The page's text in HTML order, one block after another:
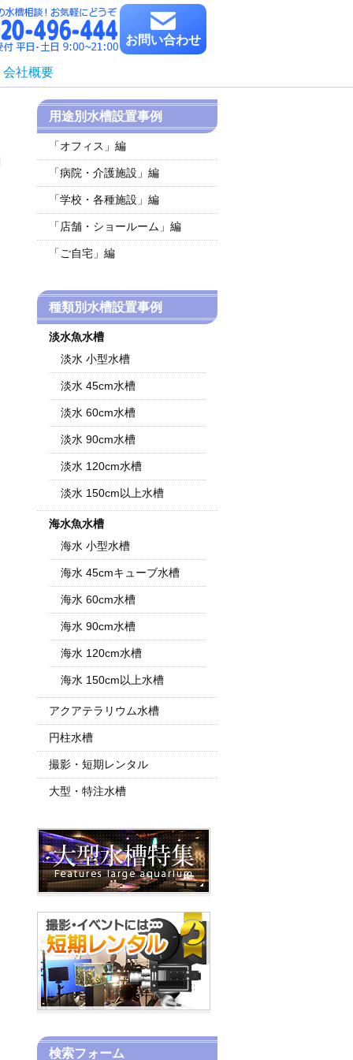
お問い合わせ
会社概要
用途別水槽設置事例
「オフィス」編
「病院・介護施設」編
「学校・各種施設」編
「店舗・ショールーム」編
「ご自宅」編
種類別水槽設置事例
淡水魚水槽
淡水 小型水槽
淡水 45cm水槽
淡水 60cm水槽
淡水 90cm水槽
淡水 120cm水槽
淡水 150cm以上水槽
海水魚水槽
海水 小型水槽
海水 45cmキューブ水槽
海水 60cm水槽
海水 90cm水槽
海水 120cm水槽
海水 150cm以上水槽
アクアテラリウム水槽
円柱水槽
撮影・短期レンタル
大型・特注水槽
検索フォーム